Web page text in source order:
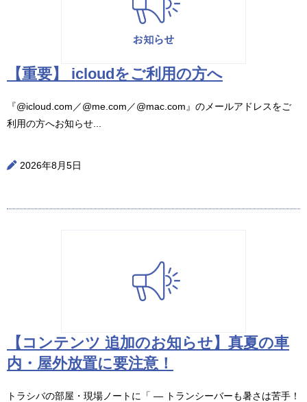
【重要】 icloudをご利用の方へ
『@icloud.com／@me.com／@mac.com』のメールアドレスをご
利用の方へお知らせ...
2026年8月5日
【コンテンツ 追加のお知らせ】真夏の車
内・屋外放置に要注意！
トラシバの部屋・現場ノートに「 ― トランシーバーも暑さは苦手！